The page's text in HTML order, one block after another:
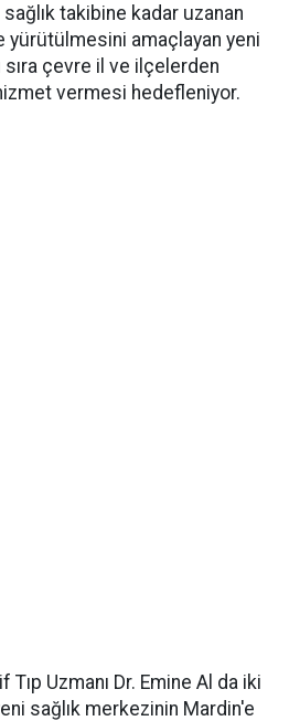
takibine kadar uzanan
yürütülmesini amaçlayan yeni
sıra çevre il ve ilçelerden
vermesi hedefleniyor.
Tıp Uzmanı Dr. Emine Al da iki
sağlık merkezinin Mardin'e